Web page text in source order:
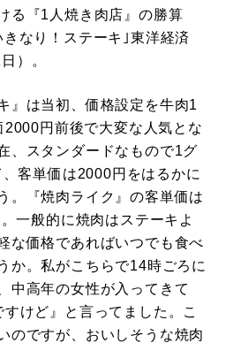
る『1人焼き肉店』の勝算
なり！ステーキ｣東洋経済
）。
』は当初、価格設定を牛肉1
円前後で大変な人気とな
、スタンダードなもので1グ
客単価は2000円をはるかに
。『焼肉ライク』の客単価は
一般的に焼肉はステーキよ
な価格であればいつでも食べ
か。私がこちらで14時ごろに
中高年の女性が入ってきて
すけど』と言ってました。こ
のですが、おいしそうな焼肉